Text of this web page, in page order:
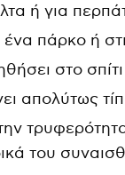
ή για
πάρκο ή
στο σπίτι
απολύτως
του